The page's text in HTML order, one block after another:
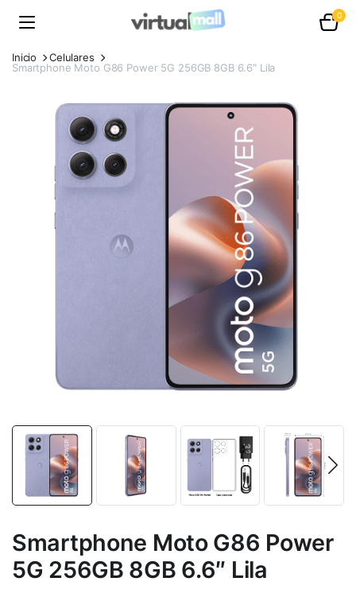
0
Inicio
Celulares
Smartphone Moto G86 Power 5G 256GB 8GB 6.6″ Lila
Smartphone Moto G86 Power
5G 256GB 8GB 6.6″ Lila